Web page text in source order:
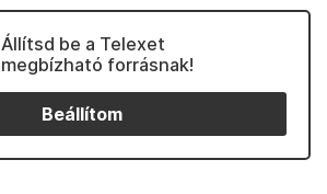
Állítsd be a Telexet
megbízható forrásnak!
Beállítom